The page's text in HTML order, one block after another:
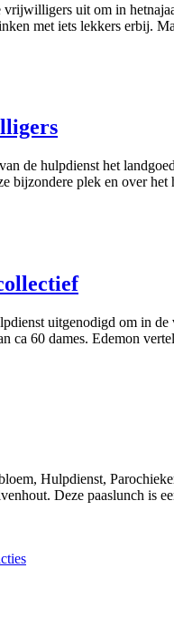
uit om in
met iets lekkers erbij.
de hulpdienst het
bijzondere plek en over
uitgenodigd om in
ca 60 dames. Edemon
Hulpdienst,
Deze paaslunch is